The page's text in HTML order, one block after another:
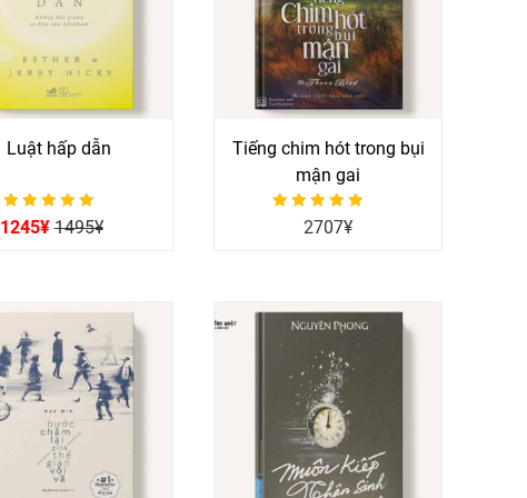
Luật hấp dẫn
Được xếp hạng
0
1245¥ 1495¥
Tiếng chim hót trong bụi
mận gai
Được xếp hạng
0
2707¥